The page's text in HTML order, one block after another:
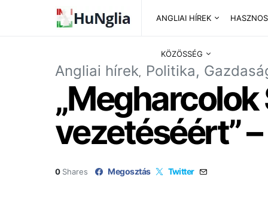
ANGLIAI HÍREK
KÖZÖSSÉG
Angliai hírek Politika,
vezetéséért”
0 Shares Megosztás Twitter